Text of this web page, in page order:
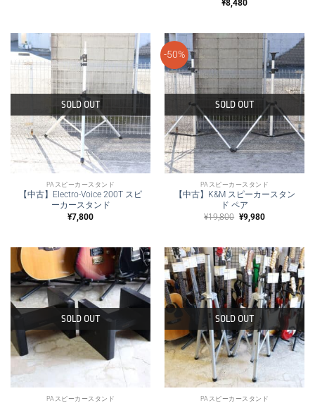
¥8,480
SOLD OUT
PAスピーカースタンド
【中古】Electro-Voice 200T スピ
ーカースタンド
¥7,800
-50%
SOLD OUT
PAスピーカースタンド
【中古】K&M スピーカースタン
ド ペア
¥19,800 元
は
¥19,800
で
し
た。
¥9,980現
格
は
¥9,980
で
す。
SOLD OUT
PAスピーカースタンド
SOLD OUT
PAスピーカースタンド